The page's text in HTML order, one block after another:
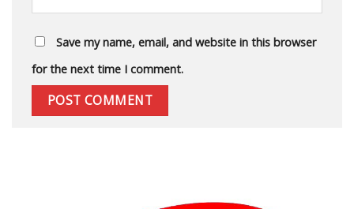
Save my name, email, and website in this browser
for the next time I comment.